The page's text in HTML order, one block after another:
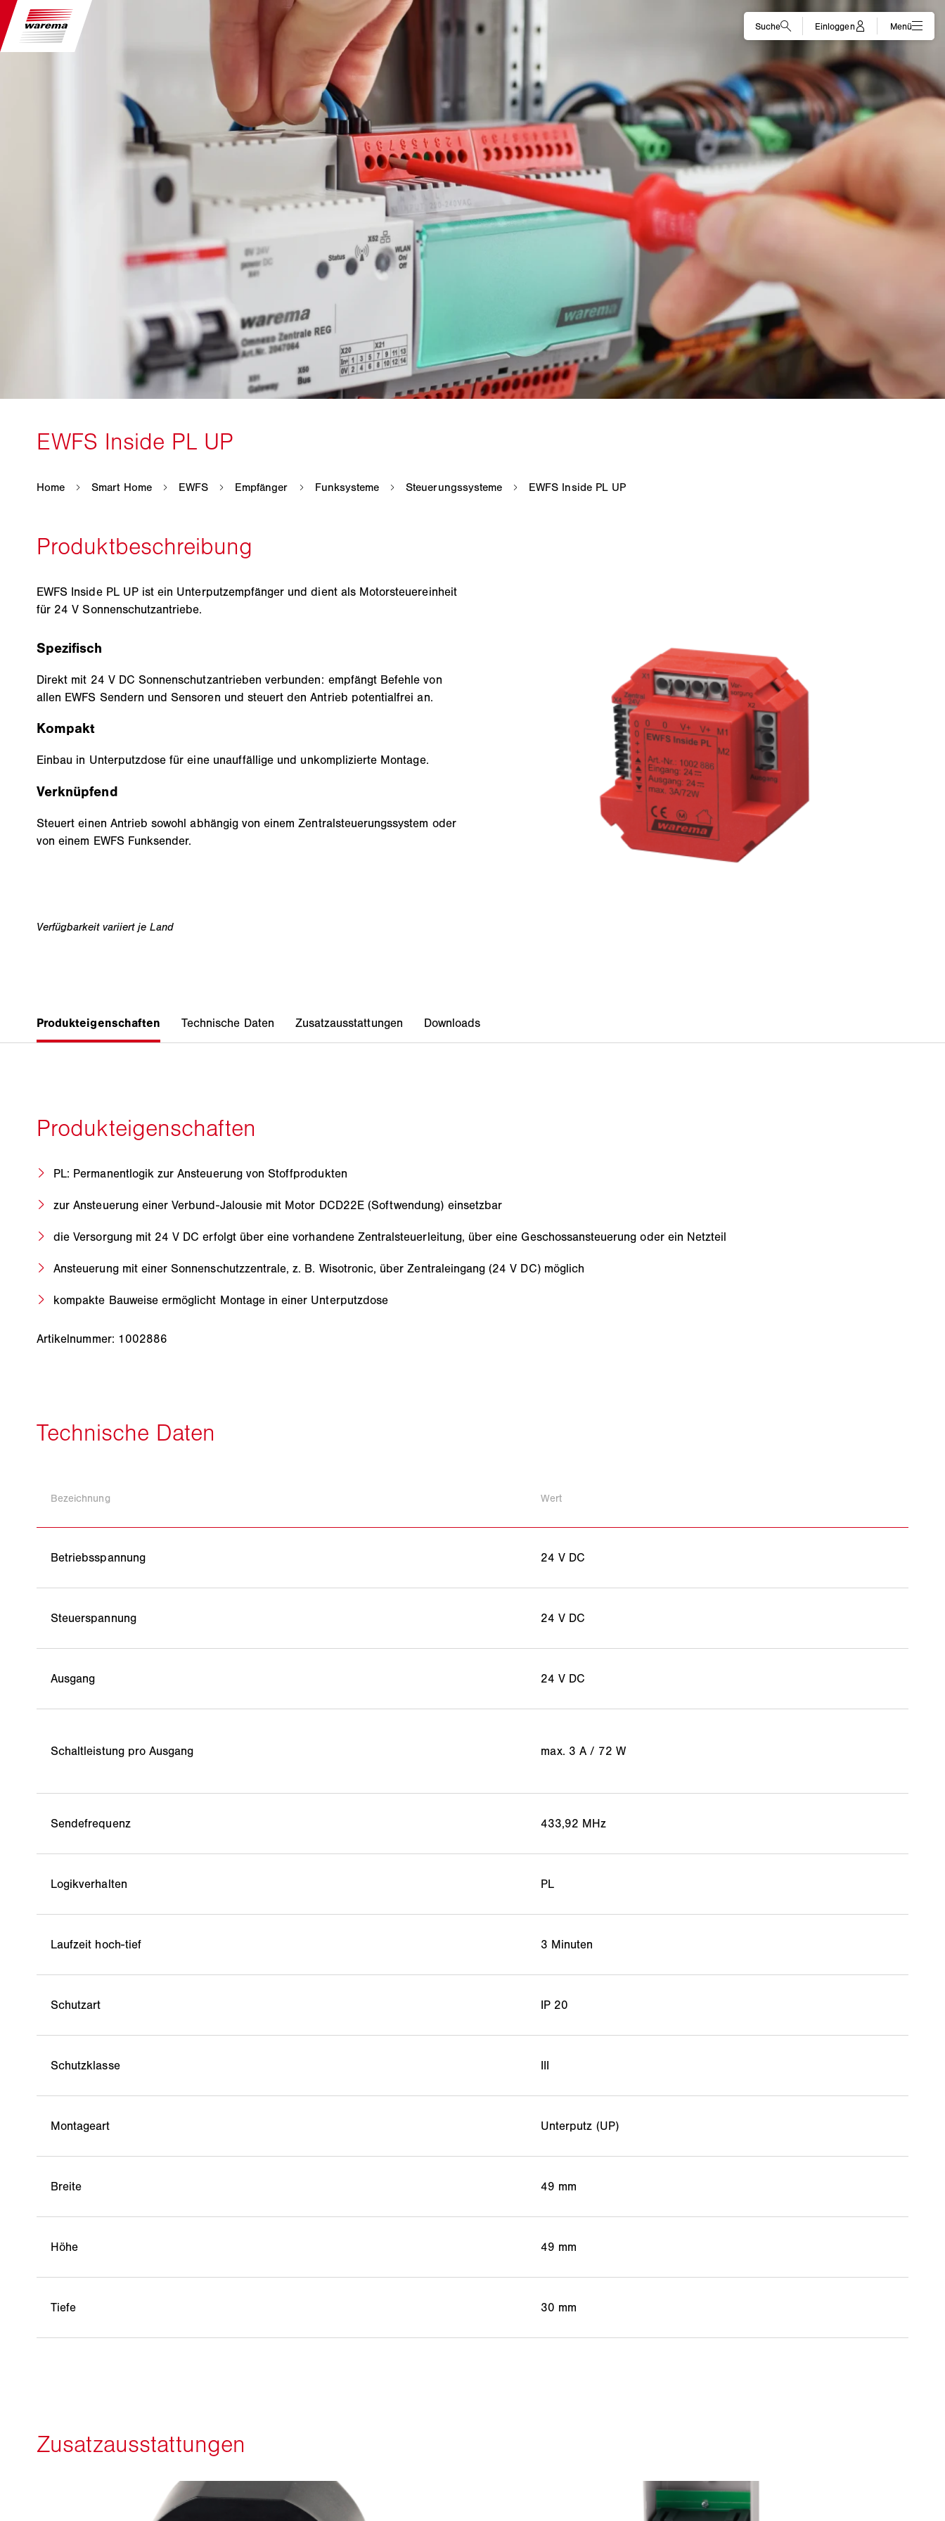
EWFS Inside PL UP ist ein Unterputzempfänger und dient als Motorsteuereinheit
für 24 V Sonnenschutzantriebe.
Spezifisch
Direkt mit 24 V DC Sonnenschutzantrieben verbunden: empfängt Befehle von
allen EWFS Sendern und Sensoren und steuert den Antrieb potentialfrei an.
Kompakt
Einbau in Unterputzdose für eine unauffällige und unkomplizierte Montage.
Verknüpfend
Steuert einen Antrieb sowohl abhängig von einem Zentralsteuerungssystem oder
von einem EWFS Funksender.
PL: Permanentlogik zur Ansteuerung von Stoffprodukten
zur Ansteuerung einer Verbund-Jalousie mit Motor DCD22E (Softwendung) einsetzbar
die Versorgung mit 24 V DC erfolgt über eine vorhandene Zentralsteuerleitung, über eine Geschossansteuerung oder ein Netzteil
Ansteuerung mit einer Sonnenschutzzentrale, z. B. Wisotronic, über Zentraleingang (24 V DC) möglich
kompakte Bauweise ermöglicht Montage in einer Unterputzdose
Artikelnummer: 1002886
Bezeichnung Wert
Betriebsspannung 24 V DC
Steuerspannung 24 V DC
Ausgang 24 V DC
Schaltleistung pro Ausgang max. 3 A / 72 W
Sendefrequenz 433,92 MHz
Logikverhalten PL
Laufzeit hoch-tief 3 Minuten
Schutzart IP 20
Schutzklasse III
Montageart Unterputz (UP)
Breite 49 mm
Höhe 49 mm
Tiefe 30 mm